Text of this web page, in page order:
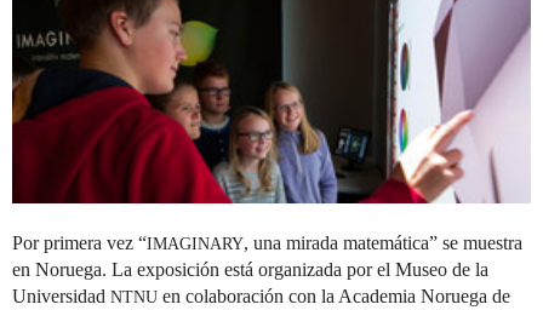
Por primera vez “IMAGINARY, una mirada matemática” se muestra
en Noruega. La exposición está organizada por el Museo de la
Universidad NTNU en colaboración con la Academia Noruega de